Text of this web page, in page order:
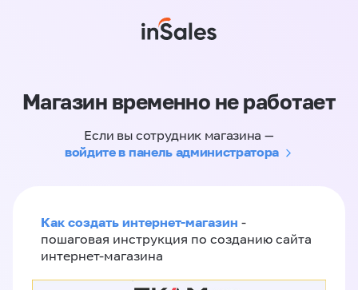
Магазин временно не работает
Если вы сотрудник магазина —
войдите в панель администратора
Как создать интернет-магазин -
пошаговая инструкция по созданию сайта
интернет-магазина